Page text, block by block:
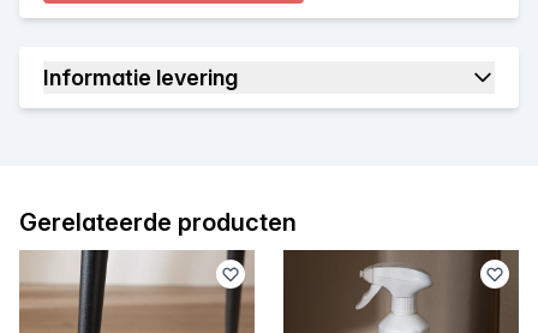
Informatie levering
Gerelateerde producten